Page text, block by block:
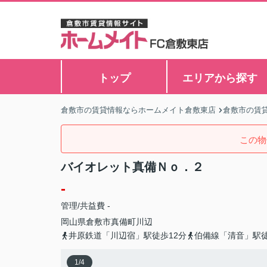
トップ エリアから探す
倉敷市の賃貸情報ならホームメイト倉敷東店 倉敷市の賃
この
バイオレット真備Ｎｏ．２
-
管理/共益費 -
岡山県倉敷市真備町川辺
井原鉄道「川辺宿」駅徒歩12分
伯備線「清音」駅
1/4